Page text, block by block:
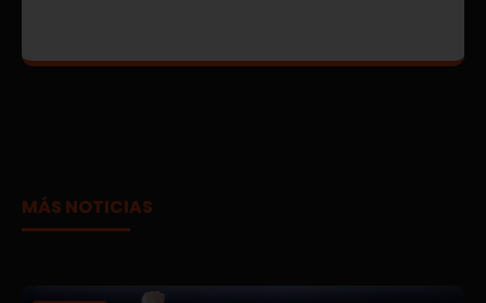
MÁS NOTICIAS